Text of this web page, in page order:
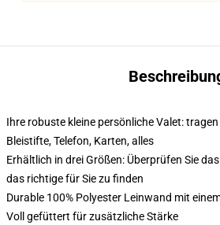
Ihre robuste kleine persönliche Valet:
Bleistifte, Telefon, Karten, alles
Erhältlich in drei Größen: Überprüfen Sie
das richtige für Sie zu finden
Durable 100% Polyester Leinwand mit
Voll gefüttert für zusätzliche Stärke